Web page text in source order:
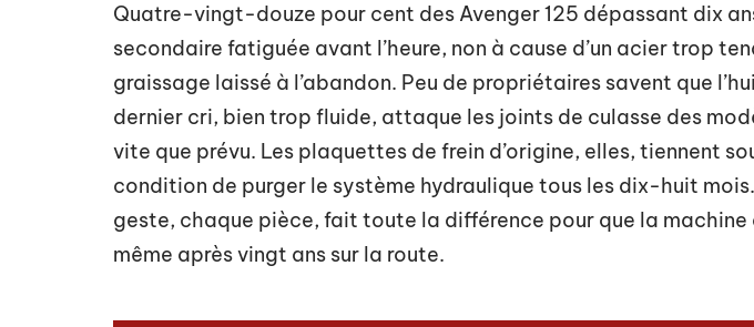
Quatre-vingt-douze pour cent des Avenger 125 dépassant dix
secondaire fatiguée avant l’heure, non à cause d’un acier trop
graissage laissé à l’abandon. Peu de propriétaires savent que
dernier cri, bien trop fluide, attaque les joints de culasse des
vite que prévu. Les plaquettes de frein d’origine, elles, tiennent
condition de purger le système hydraulique tous les dix-huit
geste, chaque pièce, fait toute la différence pour que la machine
même après vingt ans sur la route.